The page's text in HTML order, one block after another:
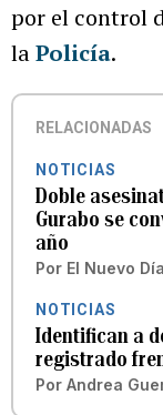
por el control
laPolicía.
RELACIONADAS
NOTICIAS
Doble
Gurabo se
año
Por El Nuevo Día
NOTICIAS
Identifican a
registrado
Por Andrea